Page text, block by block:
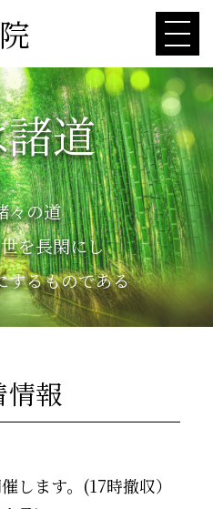
道
々の道
を長閑にし
するものである
情報
します。(17時撤収）